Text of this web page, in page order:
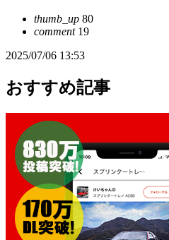
thumb_up 80
comment19
2025/07/06 13:53
おすすめ記事